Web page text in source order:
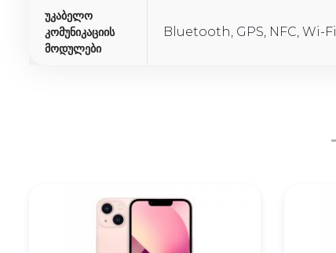
Უკაბელო
Კომუნიკაციის
Მოდულები
Bluetooth, GPS, NFC, Wi-Fi